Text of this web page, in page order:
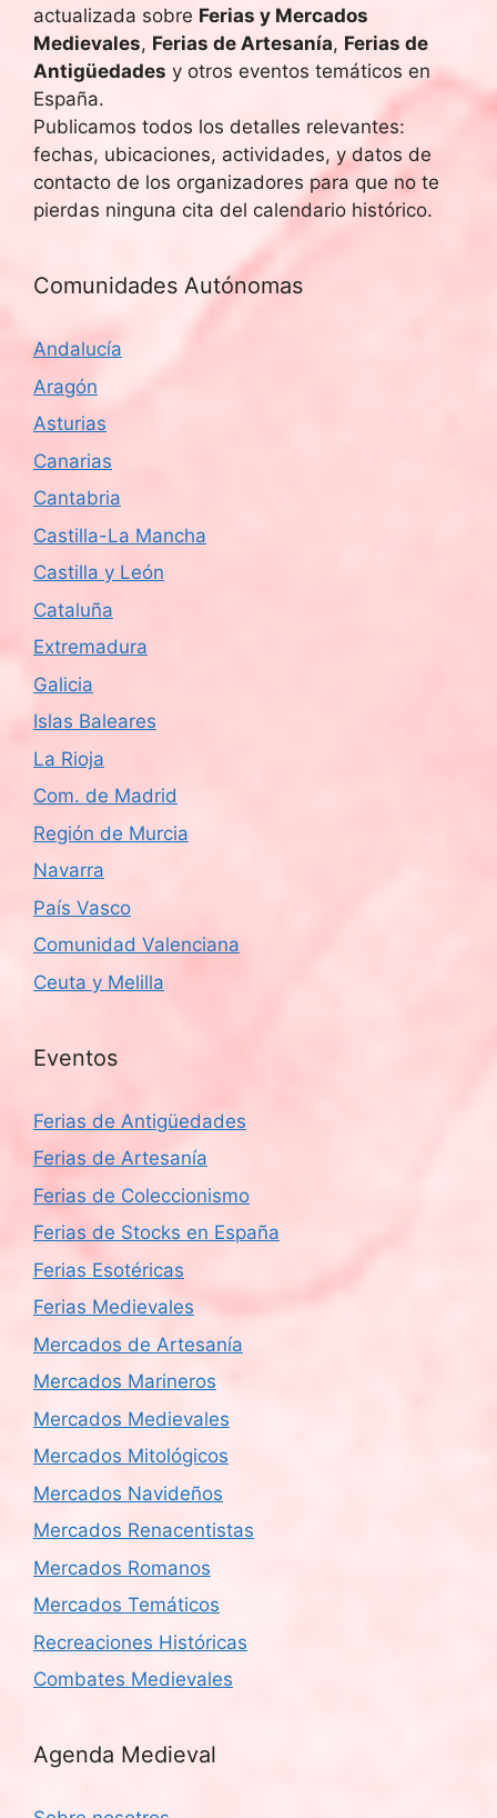
actualizada sobre Ferias y Mercados
Medievales, Ferias de Artesanía, Ferias de
Antigüedades y otros eventos temáticos en
España.
Publicamos todos los detalles relevantes:
fechas, ubicaciones, actividades, y datos de
contacto de los organizadores para que no te
pierdas ninguna cita del calendario histórico.
Comunidades Autónomas
Andalucía
Aragón
Asturias
Canarias
Cantabria
Castilla-La Mancha
Castilla y León
Cataluña
Extremadura
Galicia
Islas Baleares
La Rioja
Com. de Madrid
Región de Murcia
Navarra
País Vasco
Comunidad Valenciana
Ceuta y Melilla
Eventos
Ferias de Antigüedades
Ferias de Artesanía
Ferias de Coleccionismo
Ferias de Stocks en España
Ferias Esotéricas
Ferias Medievales
Mercados de Artesanía
Mercados Marineros
Mercados Medievales
Mercados Mitológicos
Mercados Navideños
Mercados Renacentistas
Mercados Romanos
Mercados Temáticos
Recreaciones Históricas
Combates Medievales
Agenda Medieval